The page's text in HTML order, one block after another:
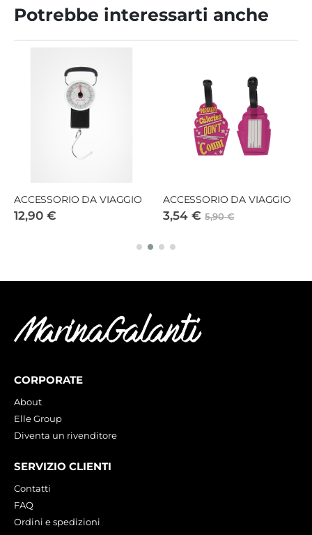
Potrebbe interessarti anche
ACCESSORIO DA VIAGGIO
12,90 €
ACCESSORIO DA VIAGGIO
3,54 € 5,90 €
CORPORATE
About
Elle Group
Diventa un rivenditore
SERVIZIO CLIENTI
Contatti
FAQ
Ordini e spedizioni